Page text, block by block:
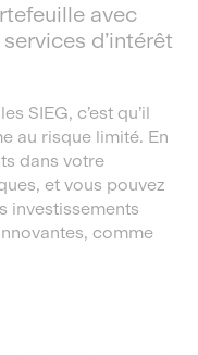
avec
d’intérêt
SIEG, c’est qu’il
au risque limité. En
dans votre
et vous pouvez
investissements
comme